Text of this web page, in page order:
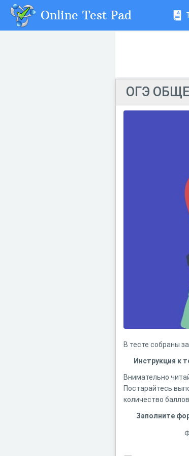
Online Test Pad
ОГЭ
В тесте собраны
Инструкция к
Внимательно
Постарайтесь
количество баллов.
Заполните